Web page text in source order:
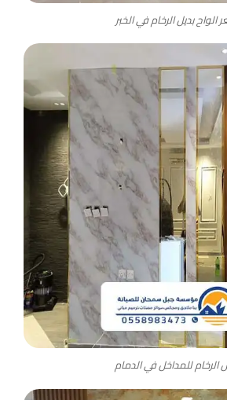
الواح بديل الرخام في الخبر
الرخام للمداخل في الدمام